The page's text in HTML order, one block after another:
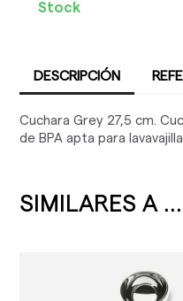
Stock
DESCRIPCIÓN
Cuchara Grey 27,5 cm.
de BPA apta para
SIMILARES A ...